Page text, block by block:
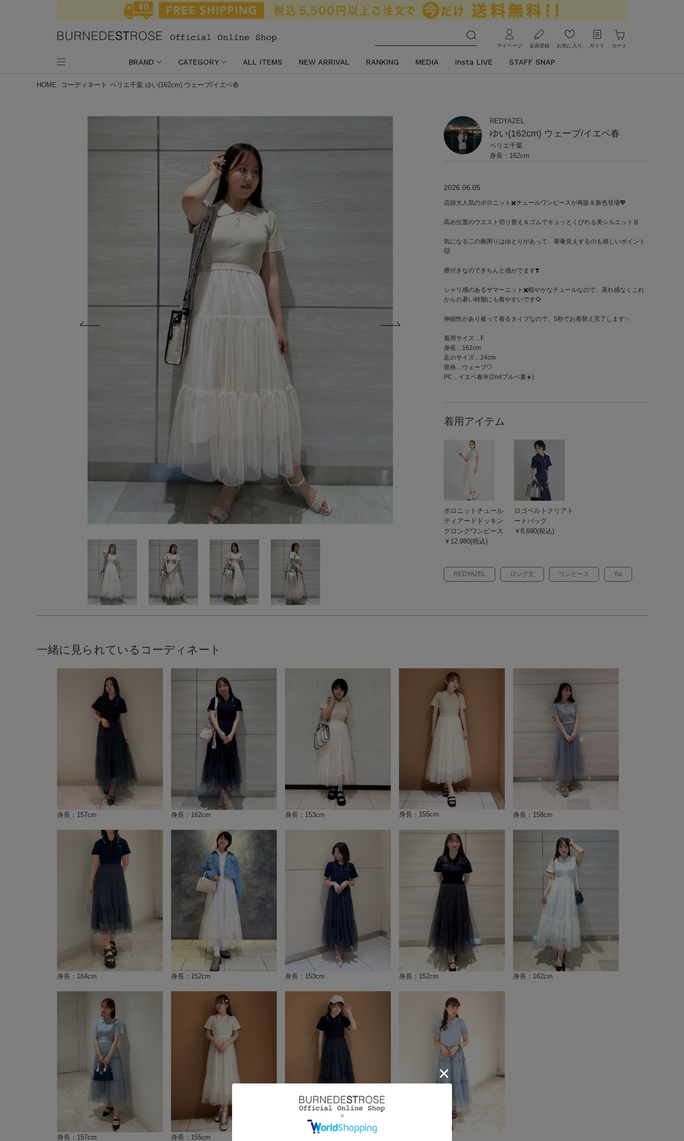
マイページ 会員登録 お気に入り ガイド カート
BRAND CATEGORY ALL ITEMS NEW ARRIVAL RANKING MEDIA Insta LIVE STAFF SNAP
HOME コーディネート ペリエ千葉 ゆい(162cm) ウェーブ/イエベ春
2026.06.05
REDYAZEL
ペリエ千葉
ゆい(162cm) ウェーブ/イエベ春
身長：162cm
店頭大人気のポロニット✖️チュールワンピースが再販＆新色登場💖
高め位置のウエスト切り替え＆ゴムでキュッとくびれる美シルエット👗
気になる二の腕周りはゆとりがあって、華奢見えするのも嬉しいポイント
😽
襟付きなのできちんと感がでます❣️
シャリ感のあるサマーニット✖️軽やかなチュールなので、蒸れ感なくこれ
からの暑い時期にも着やすいです🌻
伸縮性があり被って着るタイプなので、5秒でお着替え完了します✨
着用サイズ…F
身長…162cm
足のサイズ…24cm
骨格…ウェーブ🤍
PC…イエベ春🌸(2ndブルベ夏☀️)
REDYAZEL ロング丈 ワンピース Yui
着用アイテム
ポロニットチュール
ティアードドッキン
グロングワンピース
￥12,980(税込)
ロゴベルトクリアト
ートバッグ
￥8,690(税込)
一緒に見られているコーディネート
身長：157cm 身長：162cm 身長：153cm 身長：155cm 身長：158cm
身長：164cm 身長：152cm 身長：153cm 身長：152cm 身長：162cm
身長：157cm 身長：155cm